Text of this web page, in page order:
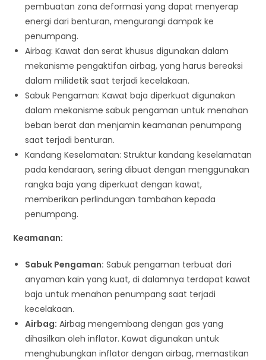
pembuatan zona deformasi yang dapat menyerap
energi dari benturan, mengurangi dampak ke
penumpang.
Airbag: Kawat dan serat khusus digunakan dalam
mekanisme pengaktifan airbag, yang harus bereaksi
dalam milidetik saat terjadi kecelakaan.
Sabuk Pengaman: Kawat baja diperkuat digunakan
dalam mekanisme sabuk pengaman untuk menahan
beban berat dan menjamin keamanan penumpang
saat terjadi benturan.
Kandang Keselamatan: Struktur kandang keselamatan
pada kendaraan, sering dibuat dengan menggunakan
rangka baja yang diperkuat dengan kawat,
memberikan perlindungan tambahan kepada
penumpang.
Keamanan:
Sabuk Pengaman: Sabuk pengaman terbuat dari
anyaman kain yang kuat, di dalamnya terdapat kawat
baja untuk menahan penumpang saat terjadi
kecelakaan.
Airbag: Airbag mengembang dengan gas yang
dihasilkan oleh inflator. Kawat digunakan untuk
menghubungkan inflator dengan airbag, memastikan